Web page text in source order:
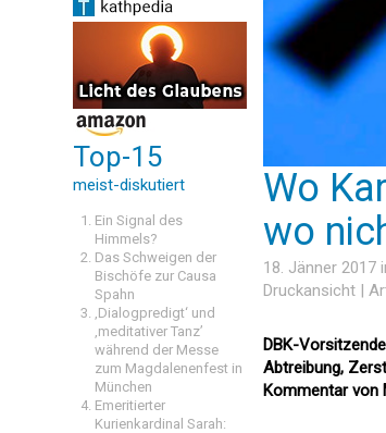
Top-15
meist-diskutiert
Ein Signal des
Himmels?
Das Schweigen der
Bischöfe zur Causa
Spahn
‚Dialogpredigt‘ und
‚meditativer Tanz’
während der Messe
zum Magdalenenfest in
München
Emeritierter
Kurienkardinal Sarah:
Wo
wo
18. Jänner 2017
Druckansicht |
DBK-
Abtreibung,
Kommentar von